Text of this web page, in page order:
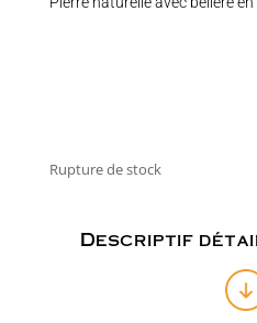
Rupture de stock
Descriptif